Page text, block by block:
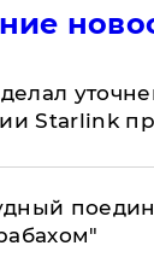
Starlink